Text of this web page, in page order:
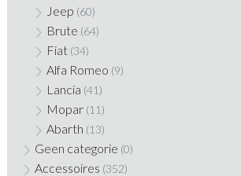
Jeep (60)
Brute (64)
Fiat (34)
Alfa Romeo (9)
Lancia (41)
Mopar (11)
Abarth (13)
Geen categorie (0)
Accessoires (352)